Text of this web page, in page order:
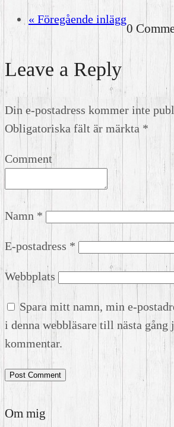
« Föregående inlägg
0
Leave a Reply
Din e-postadress kommer inte
Obligatoriska fält är märkta *
Comment
Namn *
E-postadress *
Webbplats
Spara mitt namn, min e-
i denna webbläsare till nästa gång
kommentar.
Om mig